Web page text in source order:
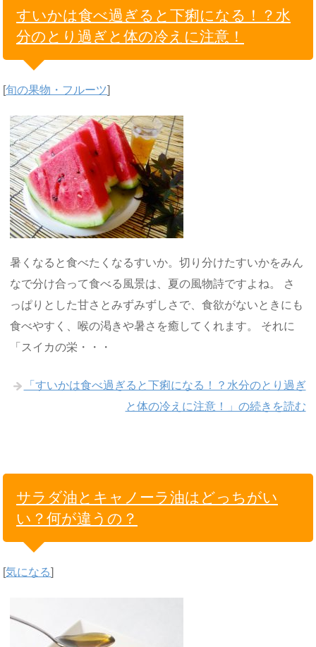
すいかは食べ過ぎると下痢になる！？水
分のとり過ぎと体の冷えに注意！
[旬の果物・フルーツ]
暑くなると食べたくなるすいか。切り分けたすいかをみん
なで分け合って食べる風景は、夏の風物詩ですよね。 さ
っぱりとした甘さとみずみずしさで、食欲がないときにも
食べやすく、喉の渇きや暑さを癒してくれます。 それに
「スイカの栄・・・
「すいかは食べ過ぎると下痢になる！？水分のとり過ぎ
と体の冷えに注意！」の続きを読む
サラダ油とキャノーラ油はどっちがい
い？何が違うの？
[気になる]